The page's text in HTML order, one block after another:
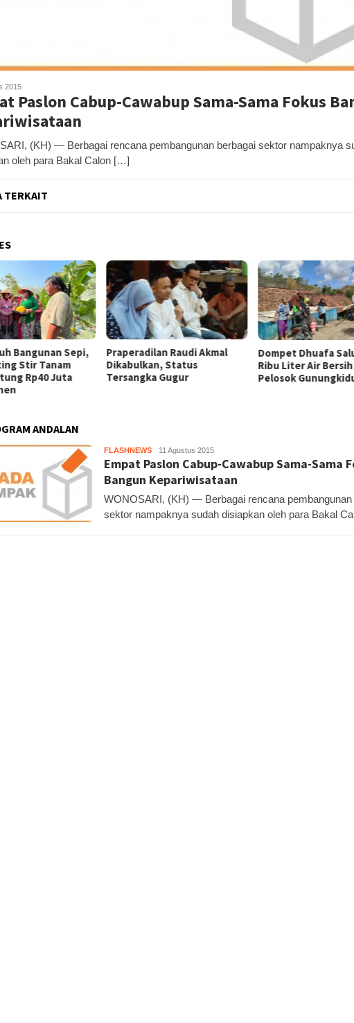
2015
Paslon Cabup-Cawabup Sama-Sama Fokus
(KH) — Berbagai rencana pembangunan berbagai sektor nampaknya
oleh para Bakal Calon […]
TERKAIT
Raudi Akmal
Status
Gugur
Dompet Dhuafa Salurkan 150
Ribu Liter Air Bersih ke
Pelosok Gunungkidul
Pemkab
Tol Tembus
Bahas Akses Jalan
ANDALAN
FLASHNEWS KH11 Agustus 2015
Empat Paslon Cabup-Cawabup Sama-Sama
Bangun Kepariwisataan
WONOSARI, (KH) — Berbagai rencana pembangunan
sektor nampaknya sudah disiapkan oleh para Bakal